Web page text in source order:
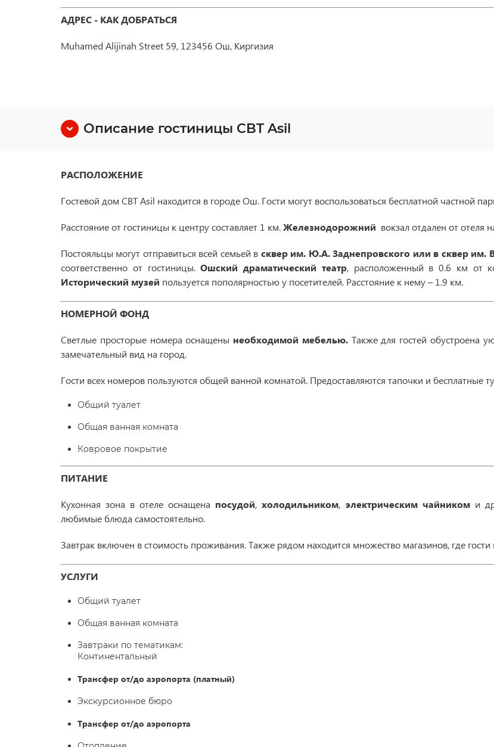
АДРЕС - КАК ДОБРАТЬСЯ
Muhamed Alijinah Street 59, 123456 Ош, Киргизия
Описание гостиницы CBT Asil
РАСПОЛОЖЕНИЕ
Гостевой дом CBT Asil находится в городе Ош. Гости могут воспользоваться бесплатной частной
Расстояние от гостиницы к центру составляет 1 км.Железнодорожний вокзал отдален от отеля
Постояльцы могут отправиться всей семьей в сквер им. Ю.А. Заднепровского или в сквер им.
соответственно от гостиницы.Ошский драматический театр, расположенный в 0.6 км от
Исторический музей пользуется пополярностью у посетителей. Расстояние к нему – 1.9 км.
НОМЕРНОЙ ФОНД
Светлые просторые номера оснащены необходимой мебелью.Также для гостей обустроена
замечательный вид на город.
Гости всех номеров пользуются общей ванной комнатой. Предоставляются тапочки и бесплатные
Общий туалет
Общая ванная комната
Ковровое покрытие
ПИТАНИЕ
Кухонная зона в отеле оснащена посудой,холодильником, электрическим чайникоми
любимые блюда самостоятельно.
Завтрак включен в стоимость проживания. Также рядом находится множество магазинов, где гости
УСЛУГИ
Общий туалет
Общая ванная комната
Завтраки по тематикам:
Континентальный
Трансфер от/до аэропорта (платный)
Экскурсионное бюро
Трансфер от/до аэропорта